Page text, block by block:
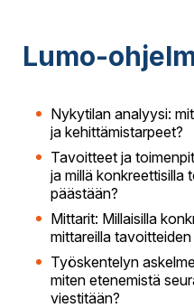
Lumo-
Nykytilan analyysi:
ja kehittämistarpeet?
Tavoitteet ja
ja millä konkreettisilla
päästään?
Mittarit: Millaisilla
mittareilla
Työskentelyn
miten etenemistä
viestitään?